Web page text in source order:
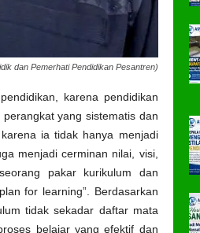
dan Pemerhati Pendidikan Pesantren)
pendidikan karena pendidikan
perangkatyang sistematis dan
karena ia tidak hanya menjadi
menjadicerminan nilai visi,
seorang pakar kurikulum dan
for learning”. Berdasarkan
tidak sekadar daftar mata
belajaryangefektif dan